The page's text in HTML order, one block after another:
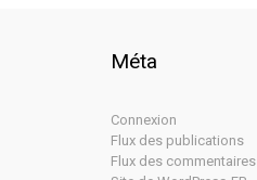
Méta
Connexion
Flux des publications
Flux des commentaires